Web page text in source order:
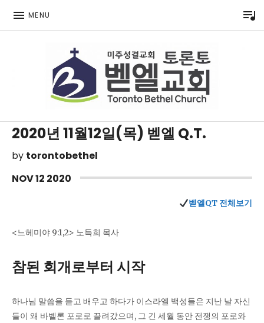
MENU
2020년 11월12일(목) 벧엘 Q.T.
by torontobethel
NOV12 2020
벧엘QT 전체보기
<느헤미야 9:1,2> 노득희 목사
참된 회개로부터 시작
하나님 말씀을 듣고 배우고 하다가 이스라엘 백성들은 지난 날 자신
들이 왜 바벨론 포로로 끌려갔으며, 그 긴 세월 동안 전쟁의 포로와